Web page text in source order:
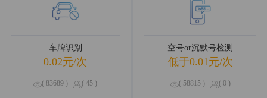
车牌识别
0.02元/次
( 83689 ) ( 45 )
空号or沉默号检测
低于0.01元/次
( 58815 ) ( 0 )